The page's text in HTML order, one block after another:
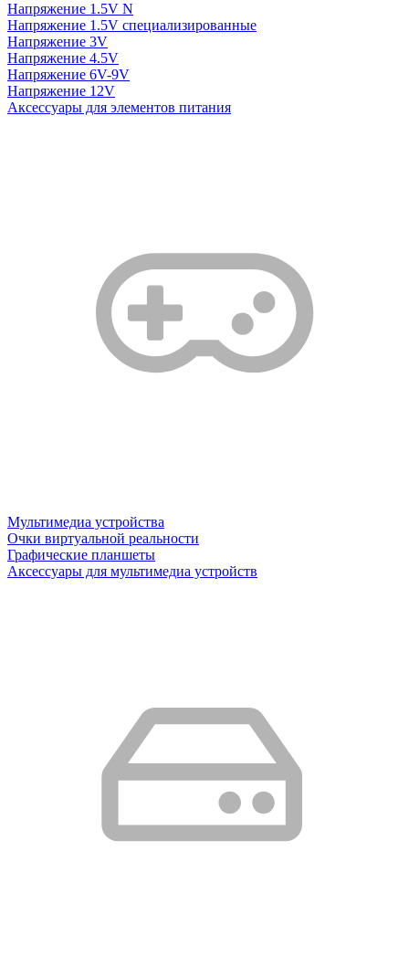
Напряжение 1.5V N
Напряжение 1.5V специализированные
Напряжение 3V
Напряжение 4.5V
Напряжение 6V-9V
Напряжение 12V
Аксессуары для элементов питания
Мультимедиа устройства
Очки виртуальной реальности
Графические планшеты
Аксессуары для мультимедиа устройств